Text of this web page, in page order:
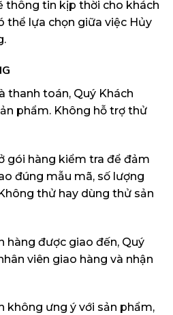
thông tin kịp thời cho khách
thể lựa chọn giữa việc Hủy
thanh toán, Quý Khách
phẩm. Không hỗ trợ thử
gói hàng kiểm tra để đảm
đúng mẫu mã, số lượng
thử hay dùng thử sản
hàng được giao đến, Quý
viên giao hàng và nhận
không ưng ý với sản phẩm,